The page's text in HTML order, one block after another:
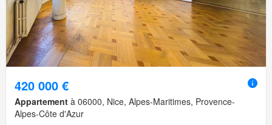
420 000 €
Appartement à 06000, Nice, Alpes-Maritimes, Provence-
Alpes-Côte d'Azur